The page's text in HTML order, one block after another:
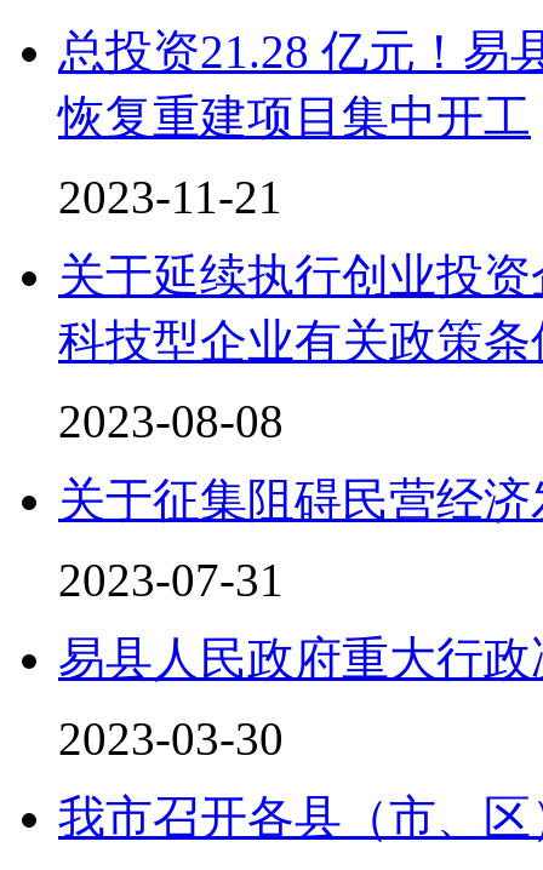
总投资21.28 亿元！易
恢复重建项目集中开工
2023-11-21
关于延续执行创业投
科技型企业有关政策
2023-08-08
关于征集阻碍民营经
2023-07-31
易县人民政府重大行
2023-03-30
我市召开各县（市、